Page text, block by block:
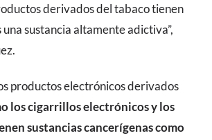
derivados del tabaco tienen
una sustancia altamente adictiva”,
productos electrónicos derivados
los cigarrillos electrónicos y los
sustancias cancerígenas como